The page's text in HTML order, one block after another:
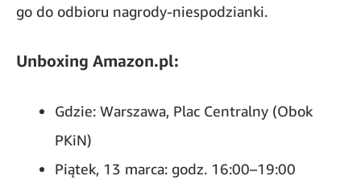
go do odbioru nagrody-niespodzianki.
Unboxing Amazon.pl:
Gdzie: Warszawa, Plac Centralny (Obok
PKiN)
Piątek, 13 marca: godz. 16:00–19:00